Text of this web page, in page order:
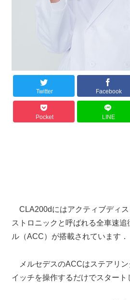
Twitter Facebook
Pocket LINE
CLA200dにはアクティブディス
ストロニックと呼ばれる全車速
ル（ACC）が搭載されています．
メルセデスのACCはステアリン
イッチを操作するだけでスタート